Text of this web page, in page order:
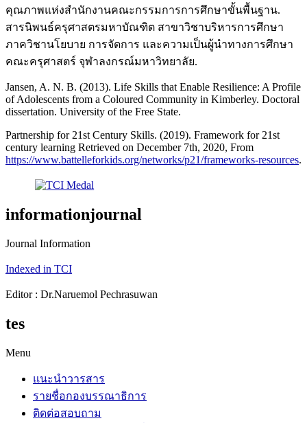
คุณภาพแห่งสำนักงานคณะกรรมการการศึกษาขั้นพื้นฐาน.
สารนิพนธ์ครุศาสตรมหาบัณฑิต สาขาวิชาบริหารการศึกษา
ภาควิชานโยบาย การจัดการ และความเป็นผู้นำทางการศึกษา
คณะครุศาสตร์ จุฬาลงกรณ์มหาวิทยาลัย.
Jansen, A. N. B. (2013). Life Skills that Enable Resilience: A Profile
of Adolescents from a Coloured Community in Kimberley. Doctoral
dissertation. University of the Free State.
Partnership for 21st Century Skills. (2019). Framework for 21st
century learning Retrieved on December 7th, 2020, From
https://www.battelleforkids.org/networks/p21/frameworks-resources.
informationjournal
Journal Information
Indexed in TCI
Editor : Dr.Naruemol Pechrasuwan
tes
Menu
แนะนำวารสาร
รายชื่อกองบรรณาธิการ
ติดต่อสอบถาม